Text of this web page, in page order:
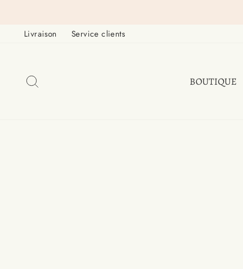
contenuLivraison Service clients
BOUTIQUE